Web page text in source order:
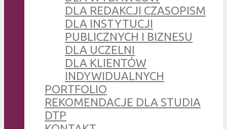
DLA REDAKCJI CZASOPISM
DLA INSTYTUCJI
PUBLICZNYCH I BIZNESU
DLA UCZELNI
DLA KLIENTÓW
INDYWIDUALNYCH
PORTFOLIO
REKOMENDACJE DLA STUDIA
DTP